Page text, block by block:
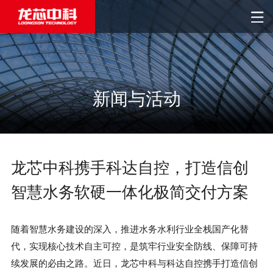
新闻与活动
龙芯中科携手科达自控，打造信创
智慧水务软硬一体化极简交付方案
随着智慧水务建设的深入，推进水务水利行业全栈国产化替
代，实现核心技术自主可控，是筑牢行业安全防线、保障可持
续发展的必由之路。近日，龙芯中科与科达自控携手打造信创